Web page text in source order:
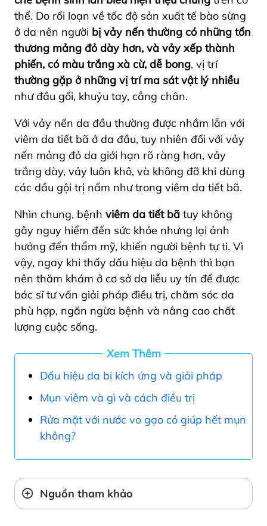
thể. Do rối loạn về tốc độ sản xuất tế bào sừng
ở da nên người bị vảy nến thường có những tổn
thương mảng đỏ dày hơn, và vảy xếp thành
phiến, có màu trắng xà cừ, dễ bong, vị trí
thường gặp ở những vị trí ma sát vật lý nhiều
như đầu gối, khuỷu tay, cẳng chân.
Với vảy nến da đầu thường được nhầm lẫn với
viêm da tiết bã ở da đầu, tuy nhiên đối với vảy
nến mảng đỏ da giới hạn rõ ràng hơn, vảy
trắng dày, vảy luôn khô, và không đỡ khi dùng
các dầu gội trị nấm như trong viêm da tiết bã.
Nhìn chung, bệnh viêm da tiết bã tuy không
gây nguy hiểm đến sức khỏe nhưng lại ảnh
hưởng đến thẩm mỹ, khiến người bệnh tự ti. Vì
vậy, ngay khi thấy dấu hiệu da bệnh thì bạn
nên thăm khám ở cơ sở da liễu uy tín để được
bác sĩ tư vấn giải pháp điều trị, chăm sóc da
phù hợp, ngăn ngừa bệnh và nâng cao chất
lượng cuộc sống.
Xem Thêm
Dấu hiệu da bị kích ứng và giải pháp
Mụn viêm và gì và cách điều trị
Rửa mặt với nước vo gạo có giúp hết mụn
không?
Nguồn tham khảo